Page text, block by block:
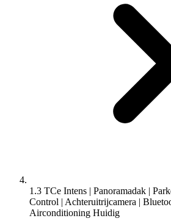
1.3 TCe Intens | Panoramadak |
Control | Achteruitrijcamera |
Airconditioning Huidig